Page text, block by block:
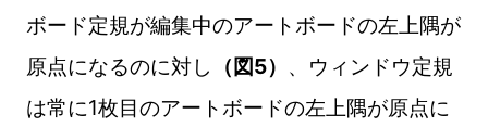
ボード定規が編集中のアートボードの左上隅が
原点になるのに対し
（図5） 、ウィンドウ定規
は常に1枚目のアートボードの左上隅が原点に